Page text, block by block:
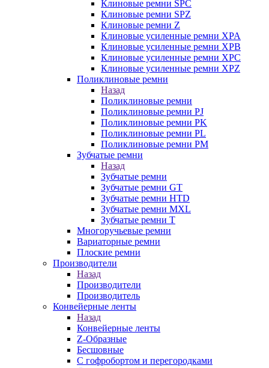
Клиновые ремни SPC
Клиновые ремни SPZ
Клиновые ремни Z
Клиновые усиленные ремни XPA
Клиновые усиленные ремни XPB
Клиновые усиленные ремни XPC
Клиновые усиленные ремни XPZ
Поликлиновые ремни
Назад
Поликлиновые ремни
Поликлиновые ремни PJ
Поликлиновые ремни PK
Поликлиновые ремни PL
Поликлиновые ремни PM
Зубчатые ремни
Назад
Зубчатые ремни
Зубчатые ремни GT
Зубчатые ремни HTD
Зубчатые ремни MXL
Зубчатые ремни Т
Многоручьевые ремни
Вариаторные ремни
Плоские ремни
Производители
Назад
Производители
Производитель
Конвейерные ленты
Назад
Конвейерные ленты
Z-Образные
Бесшовные
С гофробортом и перегородками